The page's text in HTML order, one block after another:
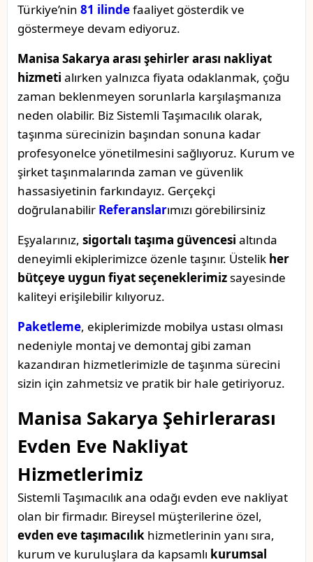
Türkiye’nin 81 ilindefaaliyet gösterdik ve
göstermeye devam ediyoruz.
Manisa Sakarya arası şehirler arası nakliyat
hizmeti alırken yalnızca fiyata odaklanmak, çoğu
zaman beklenmeyen sorunlarla karşılaşmanıza
neden olabilir. Biz Sistemli Taşımacılık olarak,
taşınma sürecinizin başından sonuna kadar
profesyonelce yönetilmesini sağlıyoruz. Kurum ve
şirket taşınmalarında zaman ve güvenlik
hassasiyetinin farkındayız. Gerçekçi
doğrulanabilir Referanslarımızı görebilirsiniz
Eşyalarınız, sigortalı taşıma güvencesi altında
deneyimli ekiplerimizce özenle taşınır. Üstelik her
bütçeye uygun fiyat seçeneklerimizsayesinde
kaliteyi erişilebilir kılıyoruz.
Paketleme, ekiplerimizde mobilya ustası olması
nedeniyle montaj ve demontaj gibi zaman
kazandıran hizmetlerimizle de taşınma sürecini
sizin için zahmetsiz ve pratik bir hale getiriyoruz.
Manisa Sakarya Şehirlerarası
Evden Eve Nakliyat
Hizmetlerimiz
Sistemli Taşımacılık ana odağı evden eve nakliyat
olan bir firmadır. Bireysel müşterilerine özel,
evden eve taşımacılık hizmetlerinin yanı sıra,
kurum ve kuruluşlara da kapsamlı kurumsal